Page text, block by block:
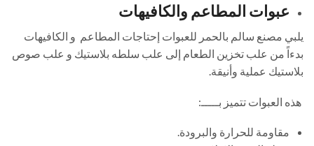
عبوات المطاعم والكافيهات
يلبي مصنع سالم بالحمر للعبوات إحتاجات المطاعم و الكافيهات
بدءاً من علب تخزين الطعام إلى علب سلطه بلاستيك و علب صوص
بلاستيك عملية وأنيقة.
هذه العبوات تتميز بـــــ:
مقاومة للحرارة والبرودة.